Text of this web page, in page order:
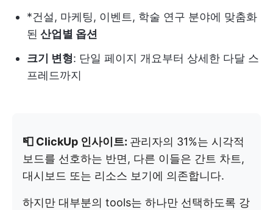
*건설, 마케팅, 이벤트, 학술 연구 분야에 맞춤화
된 산업별 옵션
크기 변형: 단일 페이지 개요부터 상세한 다달 스
프레드까지
📮 ClickUp 인사이트: 관리자의 31%는 시각적
보드를 선호하는 반면, 다른 이들은 간트 차트,
대시보드 또는 리소스 보기에 의존합니다.
하지만 대부분의 tools는 하나만 선택하도록 강